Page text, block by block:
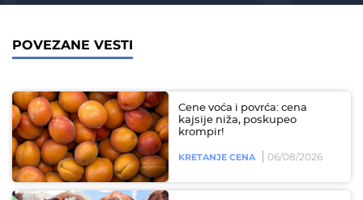
POVEZANE VESTI
Cene voća i povrća: cena
kajsije niža, poskupeo
krompir!
KRETANJE CENA 06/08/2026